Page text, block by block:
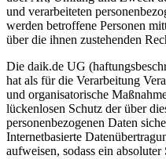
und verarbeiteten
werden betroffene Personen
über die ihnen zustehenden
Die daik.de UG
hat als für die Verarbeitung
und organisatorische
lückenlosen Schutz der über
personenbezogenen Daten
Internetbasierte
aufweisen, sodass ein